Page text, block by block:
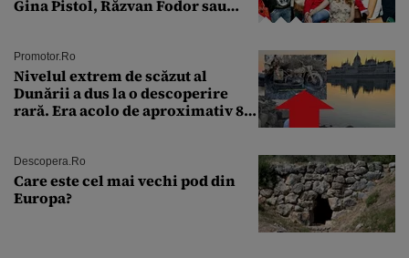
Gina Pistol, Răzvan Fodor sau
Promotor.ro
Nivelul extrem de scăzut al
Dunării a dus la o descoperire
rară. Era acolo de aproximativ 80
Descopera.ro
Care este cel mai vechi pod din
Europa?